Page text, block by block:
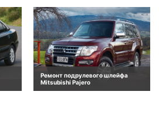
Ремонт подрулевого шлейфа
Mitsubishi Pajero